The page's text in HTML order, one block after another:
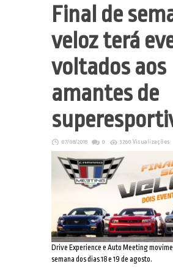
Final de
veloz terá
voltados aos
amantes de
07/08/2018 0 3260 Visualizações
Drive Experience e Auto Meeting
semana dos dias 18 e 19 de agosto.